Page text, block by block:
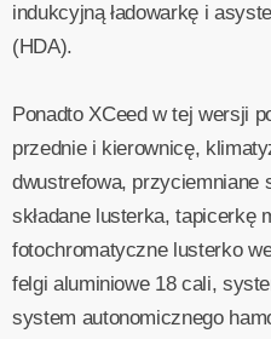
indukcyjną ładowarkę i
(HDA).
Ponadto XCeed w tej wersji
przednie i kierownicę,
dwustrefowa, przyciemniane
składane lusterka, tapicerkę
fotochromatyczne lusterko
felgi aluminiowe 18 cali,
system autonomicznego